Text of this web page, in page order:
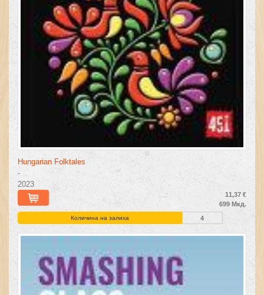
Hungarian Folktales
-
2023
11,37 €
699 Мкд.
Количина на залиха 4